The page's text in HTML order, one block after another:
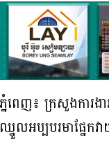
ភ្នំពេញ៖ ក្រសួងការ
ឈ្នួលអប្បបរមាផ្នែ